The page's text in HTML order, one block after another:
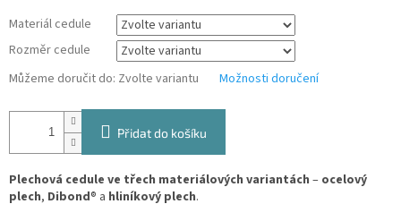
Materiál cedule
Rozměr cedule
Můžeme doručit do: Zvolte variantu Možnosti doručení
Přidat do košíku
Plechová cedule ve třech materiálových variantách – ocelový
plech, Dibond® a hliníkový plech.